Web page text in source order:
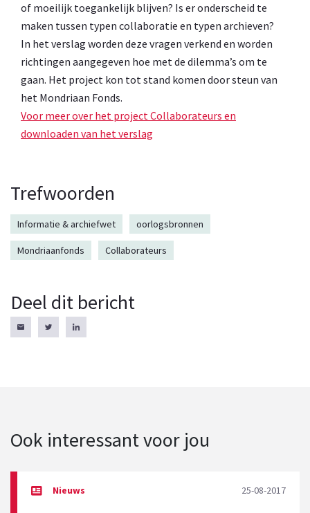
Trefwoorden
Informatie & archiefwet oorlogsbronnen
Mondriaanfonds Collaborateurs
Deel dit bericht
of moeilijk toegankelijk blijven? Is er onderscheid te
maken tussen typen collaboratie en typen archieven?
In het verslag worden deze vragen verkend en worden
richtingen aangegeven hoe met de dilemma’s om te
gaan. Het project kon tot stand komen door steun van
het Mondriaan Fonds.
Voor meer over het project Collaborateurs en
downloaden van het verslag
Ook interessant voor jou
25-08-2017